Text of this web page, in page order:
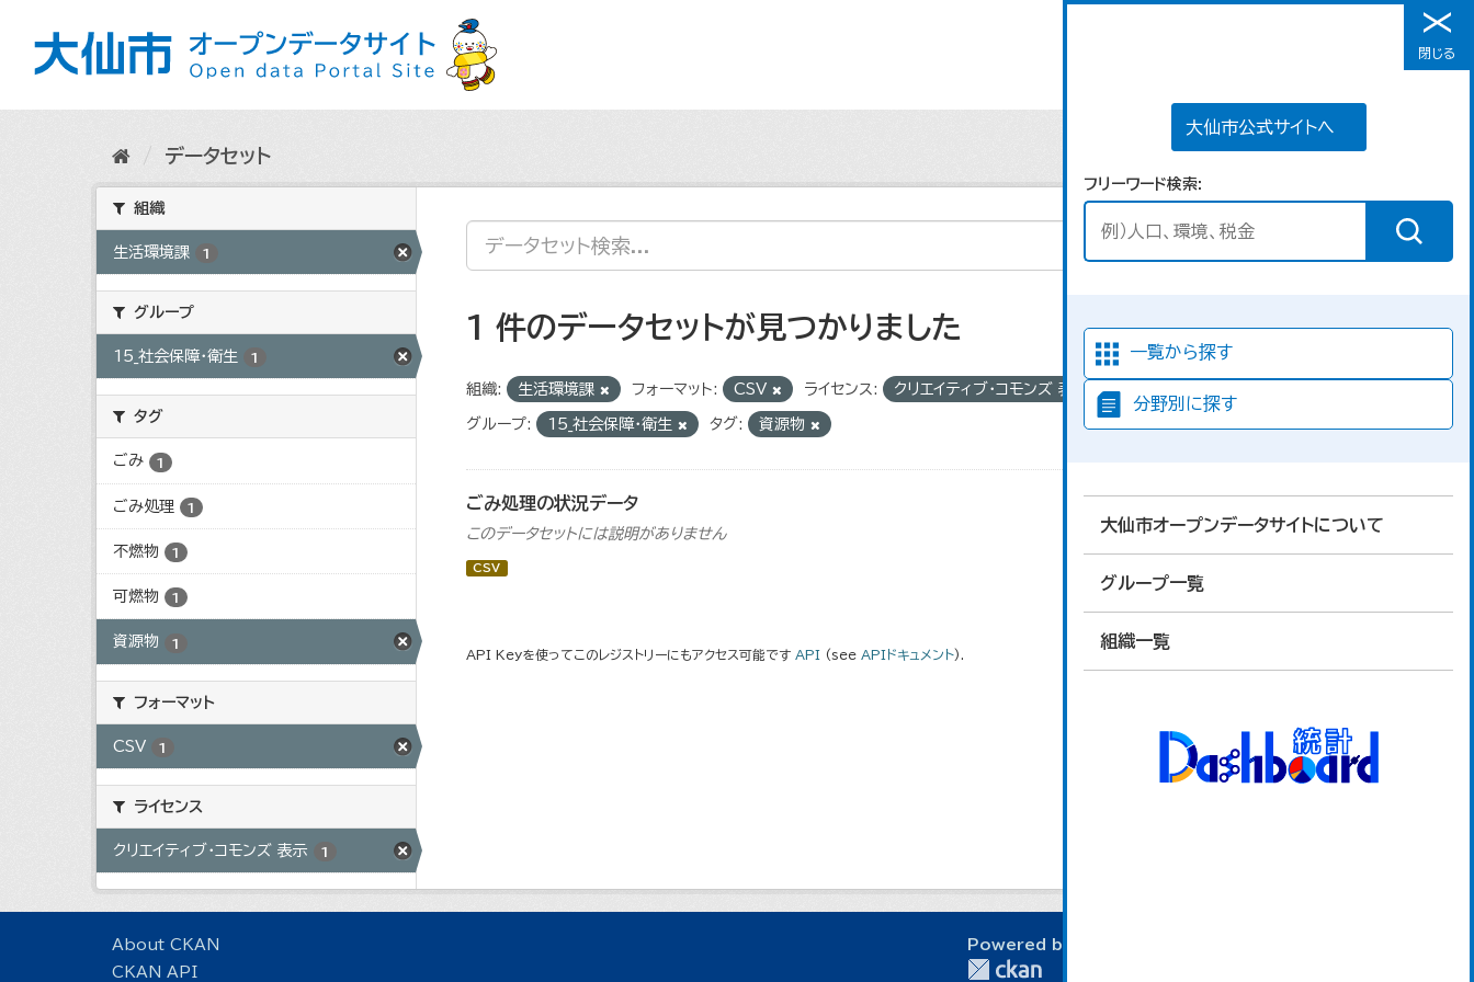
メニュー
大仙市公式サイトへ
フリーワード検索
一覧から探す
分野別に探す
大仙市オープンデータサイトについて
グループ一覧
組織一覧
閉じる
データセット
組織
生活環境課 1
グループ
15_社会保障・衛生 1
タグ
ごみ 1
ごみ処理 1
不燃物 1
可燃物 1
資源物 1
フォーマット
CSV 1
ライセンス
クリエイティブ・コモンズ 表示 1
1 件のデータセットが見つかりました
組織: 生活環境課 フォーマット: CSV ライセンス: クリエイティブ・コモンズ 表示
グループ: 15_社会保障・衛生 タグ: 資源物
ごみ処理の状況データ
このデータセットには説明がありません
CSV
API Keyを使ってこのレジストリーにもアクセス可能です API (see APIドキュメント).
About CKAN
CKAN API
Powered by